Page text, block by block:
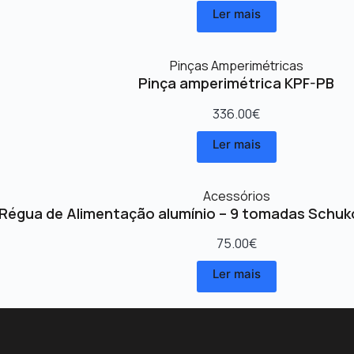
Ler mais
Pinças Amperimétricas
Pinça amperimétrica KPF-PB
336.00€
Ler mais
Acessórios
Régua de Alimentação alumínio – 9 tomadas
75.00€
Ler mais